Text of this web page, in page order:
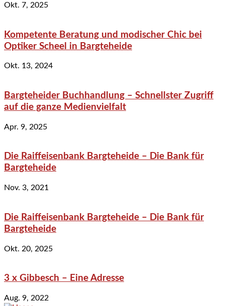
Okt. 7, 2025
Kompetente Beratung und modischer Chic bei
Optiker Scheel in Bargteheide
Okt. 13, 2024
Bargteheider Buchhandlung – Schnellster Zugriff
auf die ganze Medienvielfalt
Apr. 9, 2025
Die Raiffeisenbank Bargteheide – Die Bank für
Bargteheide
Nov. 3, 2021
Die Raiffeisenbank Bargteheide – Die Bank für
Bargteheide
Okt. 20, 2025
3 x Gibbesch – Eine Adresse
Aug. 9, 2022